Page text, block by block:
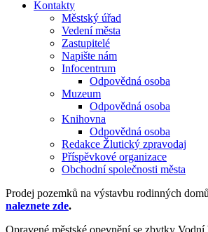
Kontakty
Městský úřad
Vedení města
Zastupitelé
Napište nám
Infocentrum
Odpovědná osoba
Muzeum
Odpovědná osoba
Knihovna
Odpovědná osoba
Redakce Žlutický zpravodaj
Příspěvkové organizace
Obchodní společnosti města
Prodej pozemků na výstavbu rodinných
naleznete zde.
Opravené městské opevnění se zbytky Vodní